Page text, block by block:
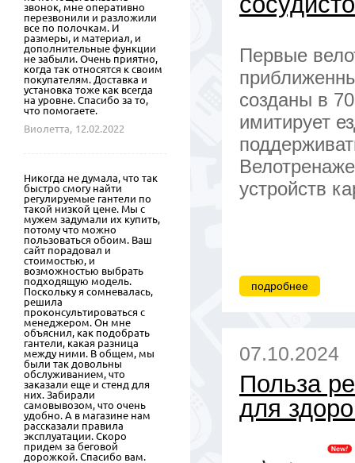
Первые
созданы в
имитирует
устройств
подробнее
07.10.2024
Польза
для
звонок, мне оперативно
перезвонили и разложили
все по полочкам. И
размеры, и материал, и
дополнительные функции
не забыли. Очень приятно,
когда так относятся к своим
покупателям. Доставка и
установка тоже как всегда
на уровне. Спасибо за то,
что помогаете.
Виолетта, 12.02.2022
Никогда не думала, что так
быстро смогу найти
регулируемые гантели по
такой низкой цене. Мы с
мужем задумали их купить,
потому что можно
пользоваться обоим. Ваш
сайт порадовал и
стоимостью, и
возможностью выбрать
подходящую модель.
Поскольку я сомневалась,
решила
проконсультироваться с
менеджером. Он мне
объяснил, как подобрать
гантели, какая разница
между ними. В общем, мы
были так довольны
обслуживанием, что
заказали еще и стенд для
них. Забирали
самовывозом, что очень
удобно. А в магазине нам
рассказали правила
эксплуатации. Скоро
придем за беговой
дорожкой. Спасибо вам.